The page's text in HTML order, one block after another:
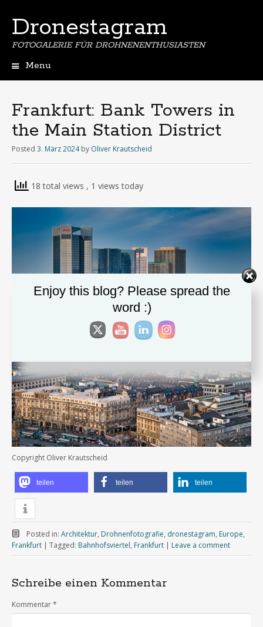
Dronestagram
FOTOGALERIE FÜR DROHNENENTHUSIASTEN
Menu
Frankfurt: Bank Towers in
the Main Station District
Posted 3. März 2024 by Oliver Krautscheid
18 total views , 1 views today
Copyright Oliver Krautscheid
teilen teilen teilen
Posted in: Architektur, Drohnenfotografie, dronestagram, Europe,
Frankfurt | Tagged: Bahnhofsviertel, Frankfurt | Leave a comment
Schreibe einen Kommentar
Kommentar*
Enjoy this blog? Please spread the
word :)